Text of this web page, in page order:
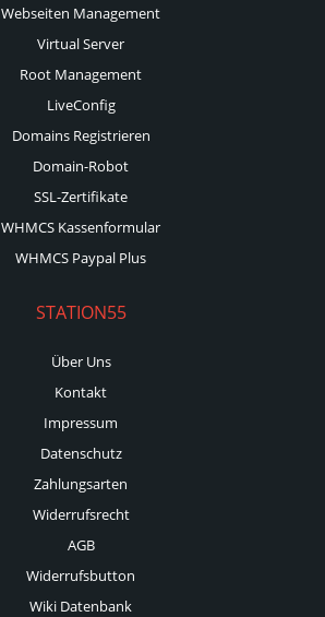
Webseiten Management
Virtual Server
Root Management
LiveConfig
Domains Registrieren
Domain-Robot
SSL-Zertifikate
WHMCS Kassenformular
WHMCS Paypal Plus
STATION55
Über Uns
Kontakt
Impressum
Datenschutz
Zahlungsarten
Widerrufsrecht
AGB
Widerrufsbutton
Wiki Datenbank